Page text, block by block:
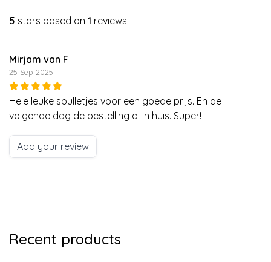
5 stars based on 1 reviews
Mirjam van F
25 Sep 2025
Hele leuke spulletjes voor een goede prijs. En de
volgende dag de bestelling al in huis. Super!
Add your review
Recent products